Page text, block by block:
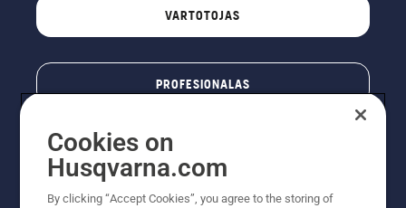
VARTOTOJAS
PROFESIONALAS
Cookies on
Husqvarna.com
By clicking “Accept Cookies”, you agree to the storing of